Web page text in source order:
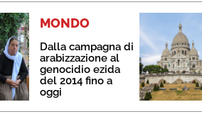
MONDO
Dalla campagna di
arabizzazione al
genocidio ezida
del 2014 fino a
oggi